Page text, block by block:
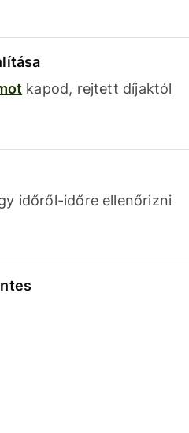
kapod, rejtett díjaktól
időről-időre ellenőrizni